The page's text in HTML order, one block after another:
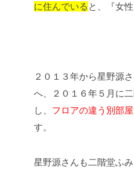
に住んでいる と、『女
２０１３年から星野源
へ、２０１６年５月に
し、 フロアの違う別部
す。
星野源さんも二階堂ふ